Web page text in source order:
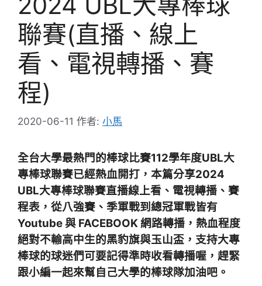
聯賽(直播、線上
看、電視轉播、賽
程)
2020-06-11 作者: 小馬
全台大學最熱門的棒球比賽112學年度UBL大
專棒球聯賽已經熱血開打，本篇分享2024
UBL大專棒球聯賽直播線上看、電視轉播、賽
程表，從八強賽、季軍戰到總冠軍戰皆有
Youtube 與 FACEBOOK 網路轉播，熱血程度
絕對不輸高中生的黑豹旗與玉山盃，支持大專
棒球的球迷們可要記得準時收看轉播喔，趕緊
跟小編一起來幫自己大學的棒球隊加油吧。